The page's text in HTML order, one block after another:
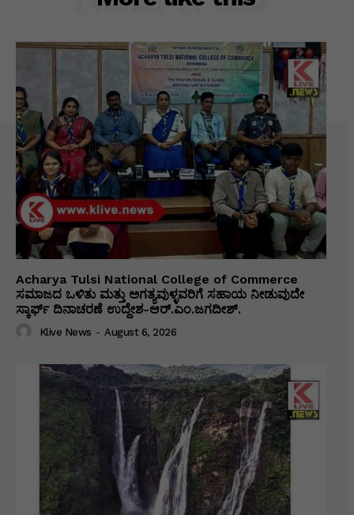
Acharya Tulsi National College of Commerce
ಸಮಾಜದ ಒಳಿತು ಮತ್ತು ಅಗತ್ಯವುಳ್ಳವರಿಗೆ ಸಹಾಯ ನೀಡುವುದೇ
ಸ್ಕಾರ್ಫ್ ದಿನಾಚರಣೆ ಉದ್ದೇಶ-ಆರ್.ಎಂ.ಜಗದೀಶ್.
Klive News - August 6, 2026